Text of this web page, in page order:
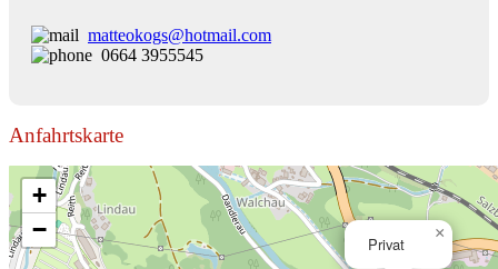
matteokogs@hotmail.com
0664 3955545
Anfahrtskarte
Privat
×
+
−